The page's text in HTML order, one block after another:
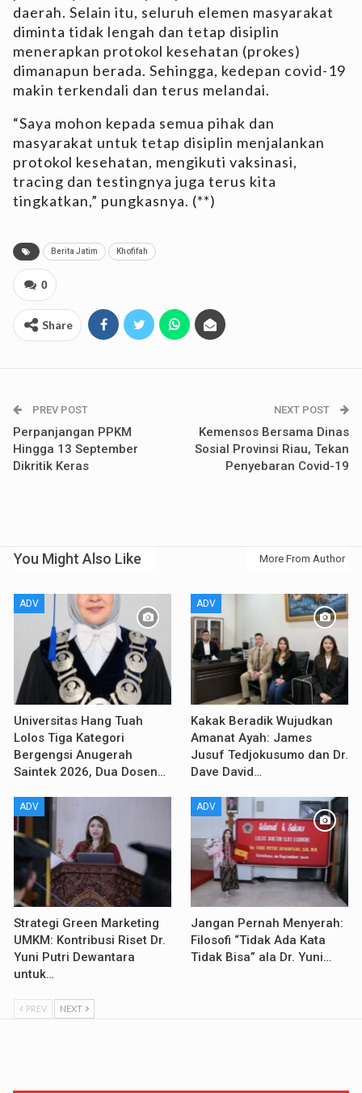
daerah. Selain itu, seluruh elemen masyarakat
diminta tidak lengah dan tetap disiplin
menerapkan protokol kesehatan (prokes)
dimanapun berada. Sehingga, kedepan covid-19
makin terkendali dan terus melandai.
“Saya mohon kepada semua pihak dan
masyarakat untuk tetap disiplin menjalankan
protokol kesehatan, mengikuti vaksinasi,
tracing dan testingnya juga terus kita
tingkatkan,” pungkasnya. (**)
Berita Jatim Khofifah
0
Share
PREV POST
Perpanjangan PPKM
Hingga 13 September
Dikritik Keras
NEXT POST
Kemensos Bersama Dinas
Sosial Provinsi Riau, Tekan
Penyebaran Covid-19
You Might Also Like More From Author
ADV
Universitas Hang Tuah
Lolos Tiga Kategori
Bergengsi Anugerah
Saintek 2026, Dua Dosen…
ADV
Kakak Beradik Wujudkan
Amanat Ayah: James
Jusuf Tedjokusumo dan Dr.
Dave David…
ADV
Strategi Green Marketing
UMKM: Kontribusi Riset Dr.
Yuni Putri Dewantara
untuk…
ADV
Jangan Pernah Menyerah:
Filosofi “Tidak Ada Kata
Tidak Bisa” ala Dr. Yuni…
PREV NEXT